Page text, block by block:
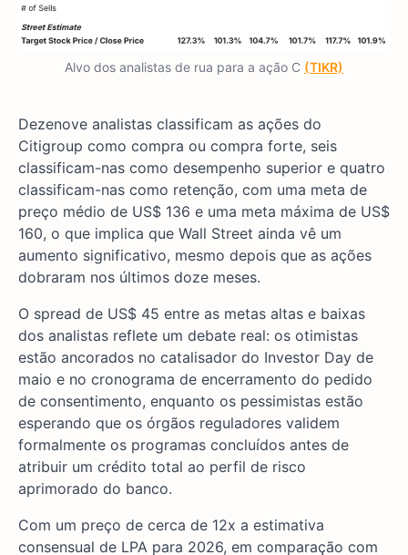
Alvo dos analistas de rua para a ação C (TIKR)
Dezenove analistas classificam as ações do
Citigroup como compra ou compra forte, seis
classificam-nas como desempenho superior e quatro
classificam-nas como retenção, com uma meta de
preço médio de US$ 136 e uma meta máxima de US$
160, o que implica que Wall Street ainda vê um
aumento significativo, mesmo depois que as ações
dobraram nos últimos doze meses.
O spread de US$ 45 entre as metas altas e baixas
dos analistas reflete um debate real: os otimistas
estão ancorados no catalisador do Investor Day de
maio e no cronograma de encerramento do pedido
de consentimento, enquanto os pessimistas estão
esperando que os órgãos reguladores validem
formalmente os programas concluídos antes de
atribuir um crédito total ao perfil de risco
aprimorado do banco.
Com um preço de cerca de 12x a estimativa
consensual de LPA para 2026, em comparação com